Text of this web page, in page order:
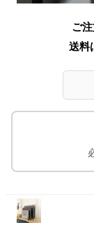
ご
送料